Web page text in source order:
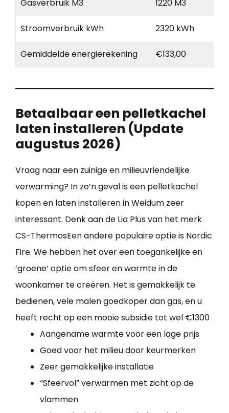
Gasverbruik M3 1220 M3
Stroomverbruik kWh 2320 kWh
Gemiddelde energierekening €133,00
Betaalbaar een pelletkachel
laten installeren (Update
augustus 2026)
Vraag naar een zuinige en milieuvriendelijke
verwarming? In zo’n geval is een pelletkachel
kopen en laten installeren in Weidum zeer
interessant. Denk aan de Lia Plus van het merk
CS-ThermosEen andere populaire optie is Nordic
Fire. We hebben het over een toegankelijke en
‘groene’ optie om sfeer en warmte in de
woonkamer te creëren. Het is gemakkelijk te
bedienen, vele malen goedkoper dan gas, en u
heeft recht op een mooie subsidie tot wel €1300
Aangename warmte voor een lage prijs
Goed voor het milieu door keurmerken
Zeer gemakkelijke installatie
“Sfeervol” verwarmen met zicht op de
vlammen